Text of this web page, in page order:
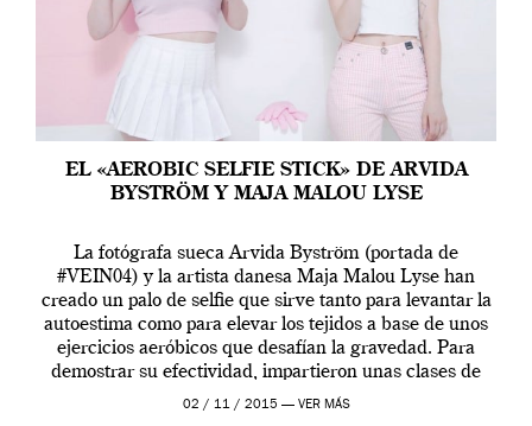
EL «AEROBIC SELFIE STICK» DE ARVIDA
BYSTRÖM Y MAJA MALOU LYSE
La fotógrafa sueca Arvida Byström (portada de
#VEIN04) y la artista danesa Maja Malou Lyse han
creado un palo de selfie que sirve tanto para levantar la
autoestima como para elevar los tejidos a base de unos
ejercicios aeróbicos que desafían la gravedad. Para
demostrar su efectividad, impartieron unas clases de
prueba en el Tate […]
02 / 11 / 2015 — VER MÁS